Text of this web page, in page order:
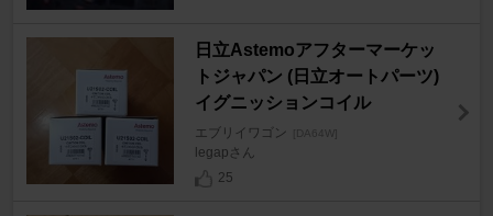
日立Astemoアフターマーケッ
トジャパン (日立オートパーツ)
イグニッションコイル
エブリイワゴン [DA64W]
legapさん
25